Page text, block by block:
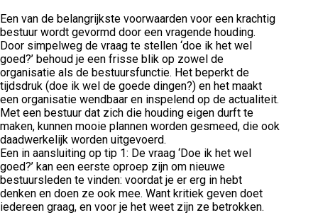
Een van de belangrijkste voorwaarden voor een krachtig
bestuur wordt gevormd door een vragende houding.
Door simpelweg de vraag te stellen ‘doe ik het wel
goed?’ behoud je een frisse blik op zowel de
organisatie als de bestuursfunctie. Het beperkt de
tijdsdruk (doe ik wel de goede dingen?) en het maakt
een organisatie wendbaar en inspelend op de actualiteit.
Met een bestuur dat zich die houding eigen durft te
maken, kunnen mooie plannen worden gesmeed, die ook
daadwerkelijk worden uitgevoerd.
Een in aansluiting op tip 1: De vraag ‘Doe ik het wel
goed?’ kan een eerste oproep zijn om nieuwe
bestuursleden te vinden: voordat je er erg in hebt
denken en doen ze ook mee. Want kritiek geven doet
iedereen graag, en voor je het weet zijn ze betrokken.